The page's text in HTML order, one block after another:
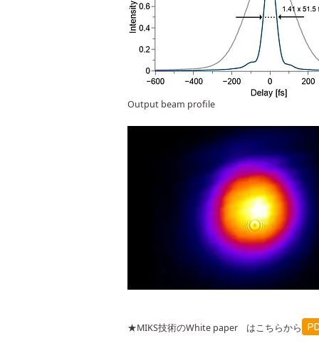
Output beam profile
★MIKS技術のWhite paper はこちらから